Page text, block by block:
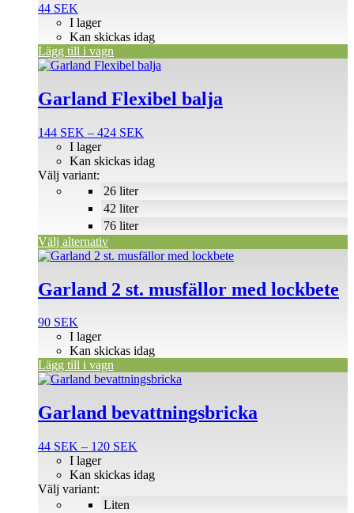
44 SEK
I lager
Kan skickas idag
Lägg till i vagn
Garland Flexibel balja
144 SEK – 424 SEK
till
26 liter
42 liter
76 liter
I lager
Kan skickas idag
Välj variant:
Välj alternativ
Den
produkten
har
varianter.
olika
alternativen
produktsidan
Garland 2 st. musfällor med lockbete
90 SEK
I lager
Kan skickas idag
Lägg till i vagn
Garland bevattningsbricka
44 SEK – 120 SEK
till
Liten
I lager
Kan skickas idag
Välj variant:
Den
produkten
har
varianter.
olika
alternativen